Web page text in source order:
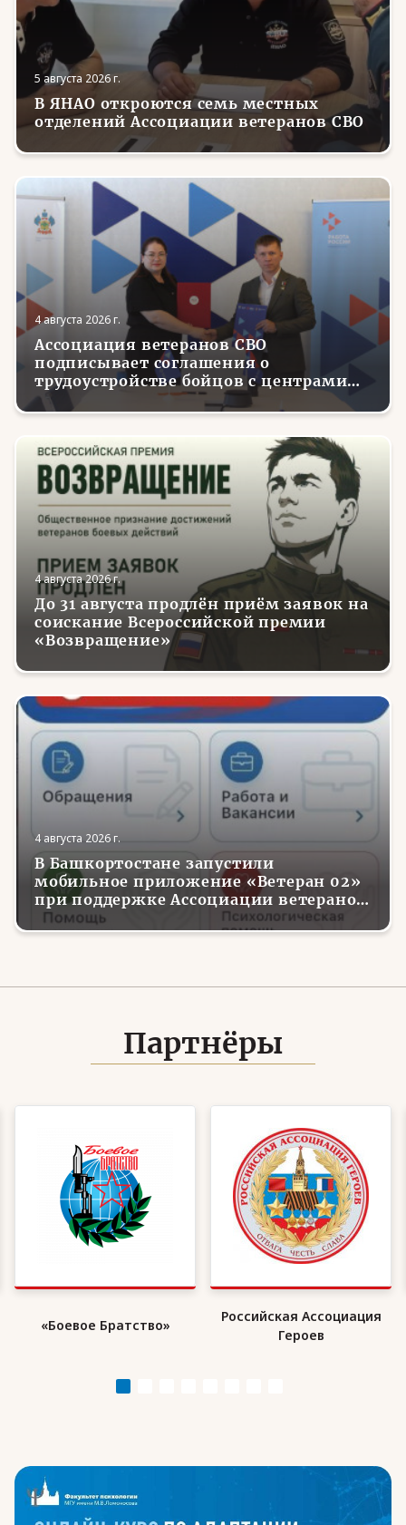
5 августа 2026 г.
В ЯНАО откроются семь местных
отделений Ассоциации ветеранов СВО
4 августа 2026 г.
Ассоциация ветеранов СВО
подписывает соглашения о
трудоустройстве бойцов с центрами
занятости в регионах России
4 августа 2026 г.
До 31 августа продлён приём заявок на
соискание Всероссийской премии
«Возвращение»
4 августа 2026 г.
В Башкортостане запустили
мобильное приложение «Ветеран 02»
при поддержке Ассоциации ветеранов
СВО
Партнёры
«Боевое Братство»
Российская Ассоциация
Героев